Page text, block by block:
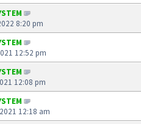
8:20 pm
12:52 pm
12:08 pm
12:18 am